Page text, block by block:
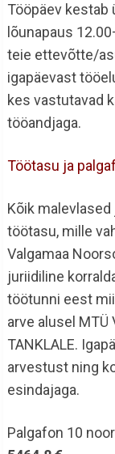
Tööpäev kestab
lõunapaus
teie ettevõtte/
igapäevast
kes vastutavad
tööandjaga.
Töötasu ja
Kõik
töötasu, mille
Valgamaa
juriidiline
töötunni eest
arve alusel
TANKLALE.
arvestust ning
esindajaga.
Palgafon 10